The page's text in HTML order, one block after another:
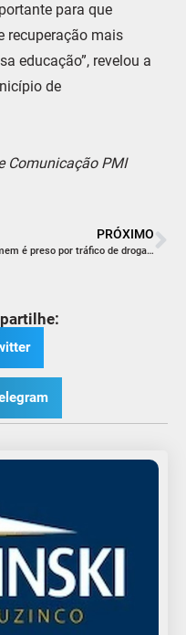
para que
recuperação mais
educação”, revelou a
de
Comunicação PMI
PRÓXIMO
Homem é preso por tráfico de drogas no bairro Esplanada